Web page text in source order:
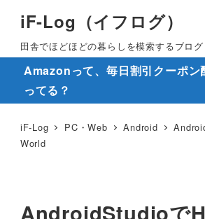
iF-Log（イフログ）
田舎でほどほどの暮らしを模索するブログ
Amazonって、毎日割引クーポン
ってる？
iF-Log PC・Web Android
World
AndroidStudioで